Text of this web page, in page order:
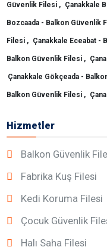
Güvenlik Filesi , Çanakkale
Bozcaada - Balkon Güvenlik
Filesi , Çanakkale Eceabat -
Balkon Güvenlik Filesi ,
Çanakkale Gökçeada -
Balkon Güvenlik Filesi ,
Hizmetler
Balkon Güvenlik
Fabrika Kuş Filesi
Kedi Koruma Filesi
Çocuk Güvenlik
Halı Saha Filesi